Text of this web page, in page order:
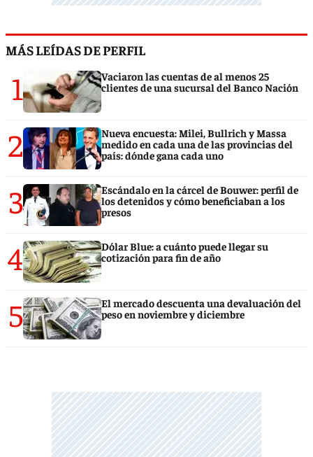
MÁS LEÍDAS DE PERFIL
1
Vaciaron las cuentas de al menos 25
clientes de una sucursal del Banco Nación
2
Nueva encuesta: Milei, Bullrich y Massa
medido en cada una de las provincias del
país: dónde gana cada uno
3
Escándalo en la cárcel de Bouwer: perfil de
los detenidos y cómo beneficiaban a los
presos
4
Dólar Blue: a cuánto puede llegar su
cotización para fin de año
5
El mercado descuenta una devaluación del
peso en noviembre y diciembre